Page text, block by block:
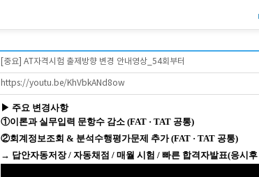
[중요] AT자격시험 출제방향 변경 안내영상_54회부터
https://youtu.be/KhVbkANd8ow
▶ 주요 변경사항
①이론과 실무입력 문항수 감소 (FAT · TAT 공통)
②회계정보조회 & 분석수행평가문제 추가 (FAT · TAT 공통)
→ 답안자동저장 / 자동채점 / 매월 시험 / 빠른 합격자발표(응시